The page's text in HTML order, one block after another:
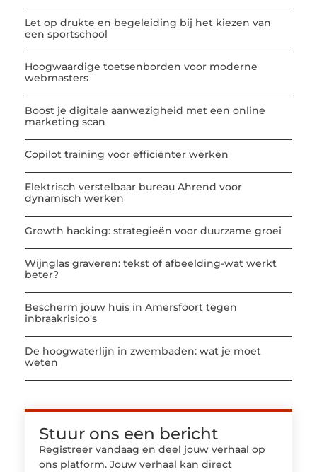
Let op drukte en begeleiding bij het kiezen van
een sportschool
Hoogwaardige toetsenborden voor moderne
webmasters
Boost je digitale aanwezigheid met een online
marketing scan
Copilot training voor efficiënter werken
Elektrisch verstelbaar bureau Ahrend voor
dynamisch werken
Growth hacking: strategieën voor duurzame groei
Wijnglas graveren: tekst of afbeelding-wat werkt
beter?
Bescherm jouw huis in Amersfoort tegen
inbraakrisico's
De hoogwaterlijn in zwembaden: wat je moet
weten
Stuur ons een bericht
Registreer vandaag en deel jouw verhaal op
ons platform. Jouw verhaal kan direct